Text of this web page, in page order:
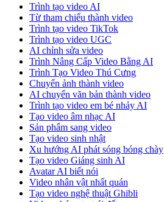
Trình tạo video AI
Từ tham chiếu thành video
Trình tạo video TikTok
Trình tạo video UGC
AI chỉnh sửa video
Trình Nâng Cấp Video Bằng AI
Trình Tạo Video Thú Cưng
Chuyển ảnh thành video
AI chuyển văn bản thành video
Trình tạo video em bé nhảy AI
Tạo video âm nhạc AI
Sản phẩm sang video
Tạo video sinh nhật
Xu hướng AI phát sóng bóng chày
Tạo video Giáng sinh AI
Avatar AI biết nói
Video nhân vật nhất quán
Tạo video nghệ thuật Ghibli